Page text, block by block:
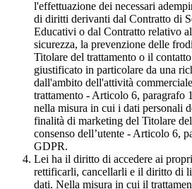
l'effettuazione dei necessari
di diritti derivanti dal Contratto di
Educativi o dal Contratto relativo
sicurezza, la prevenzione delle
Titolare del trattamento o il
giustificato in particolare da una
dall'ambito dell'attività
trattamento - Articolo 6, paragrafo
nella misura in cui i dati personali
finalità di marketing del Titolare
consenso dell’utente - Articolo 6,
GDPR.
Lei ha il diritto di accedere ai
rettificarli, cancellarli e il diritto di
dati. Nella misura in cui il